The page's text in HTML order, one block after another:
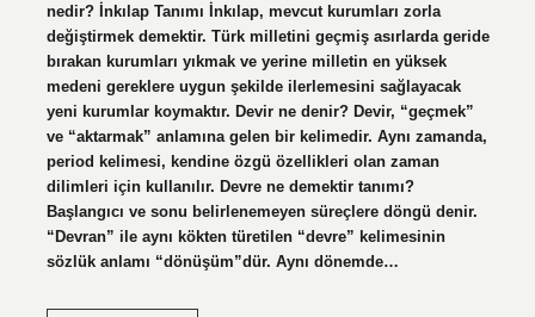
nedir? İnkılap Tanımı İnkılap, mevcut kurumları zorla
değiştirmek demektir. Türk milletini geçmiş asırlarda geride
bırakan kurumları yıkmak ve yerine milletin en yüksek
medeni gereklere uygun şekilde ilerlemesini sağlayacak
yeni kurumlar koymaktır. Devir ne denir? Devir, “geçmek”
ve “aktarmak” anlamına gelen bir kelimedir. Aynı zamanda,
period kelimesi, kendine özgü özellikleri olan zaman
dilimleri için kullanılır. Devre ne demektir tanımı?
Başlangıcı ve sonu belirlenemeyen süreçlere döngü denir.
“Devran” ile aynı kökten türetilen “devre” kelimesinin
sözlük anlamı “dönüşüm”dür. Aynı dönemde…